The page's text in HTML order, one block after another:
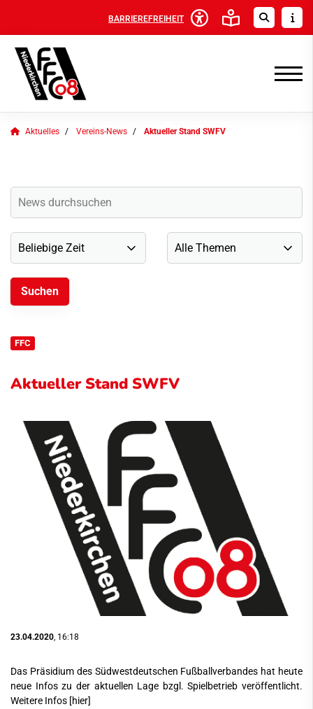
BARRIEREFREIHEIT
Aktuelles Vereins-News Aktueller Stand SWFV
FFC
Aktueller Stand SWFV
23.04.2020 , 16:18
Das Präsidium des Südwestdeutschen Fußballverbandes hat heute
neue Infos zu der aktuellen Lage bzgl. Spielbetrieb veröffentlicht.
Weitere Infos [hier]